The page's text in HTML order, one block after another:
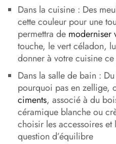
Dans la cuisine : Des
cette couleur pour une
permettra de moderniser
touche, le vert céladon,
donner à votre cuisine
Dans la salle de bain :
pourquoi pas en zellige,
ciments, associé à du
céramique blanche ou
choisir les accessoires
question d’équilibre